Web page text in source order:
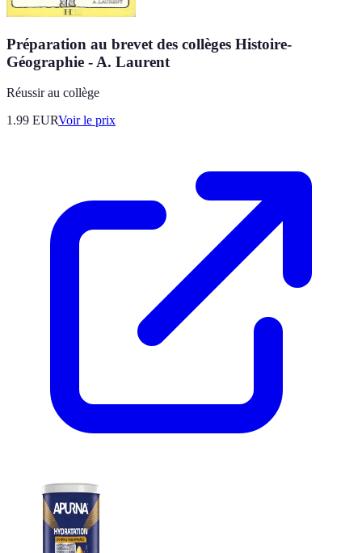
Préparation au brevet des collèges Histoire-
Géographie - A. Laurent
Réussir au collège
1.99 EURVoir le prix